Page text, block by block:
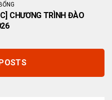
CHƯƠNG TRÌNH ĐÀO